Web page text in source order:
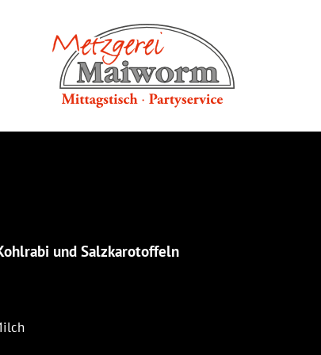
und Salzkarotoffeln